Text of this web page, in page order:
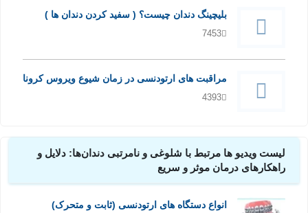
بلیچینگ دندان چیست؟ ( سفید کردن دندان ها )
7453
مراقبت های ارتودنسی در زمان شیوع ویروس کرونا
4393
لیست ویدیو ها مرتبط با شلوغی و نامرتبی دندان‌ها: دلایل و
راهکارهای درمان موثر و سریع
انواع دستگاه های ارتودنسی (ثابت و متحرک)